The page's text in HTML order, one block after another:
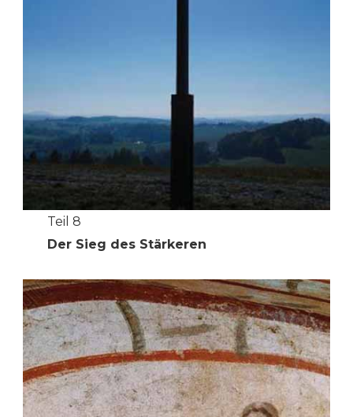
Teil 8
Der Sieg des Stärkeren